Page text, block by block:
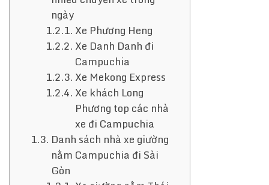
ngày
Xe Phương Heng
Xe Danh Danh đi
Campuchia
Xe Mekong Express
Xe khách Long
Phương top các nhà
xe đi Campuchia
Danh sách nhà xe giường
nằm Campuchia đi Sài
Gòn